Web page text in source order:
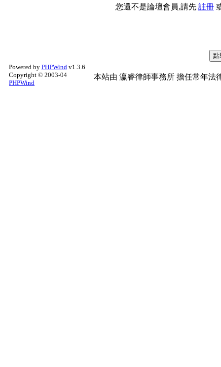
您還不是論壇會員,請先 註冊
Powered by PHPWind v1.3.6
Copyright © 2003-04
PHPWind
本站由 瀛睿律師事務所 擔任常年法